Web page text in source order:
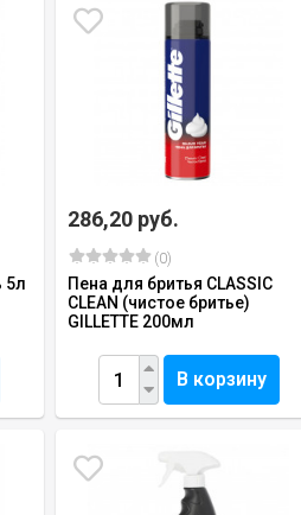
5л
286,20 руб.
(0)
Пена для бритья CLASSIC
CLEAN (чистое бритье)
GILLETTE 200мл
В корзину